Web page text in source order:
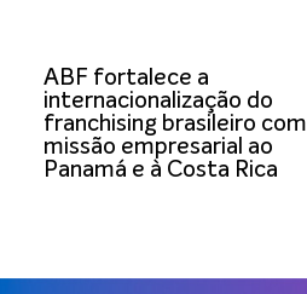
ABF fortalece a
internacionalização do
franchising brasileiro com
missão empresarial ao
Panamá e à Costa Rica